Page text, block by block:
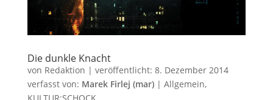
Die dunkle Knacht
von Redaktion | veröffentlicht: 8. Dezember 2014
verfasst von: Marek Firlej (mar)| Allgemein,